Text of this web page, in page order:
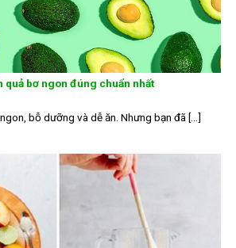
quả bơ ngon đúng chuẩn nhất
bỗ dưỡng và dễ ăn. Nhưng bạn đã [...]